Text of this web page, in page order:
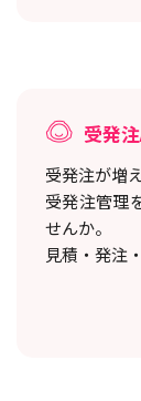
受発
受発注が増
受発注管理
せんか。
見積・発注